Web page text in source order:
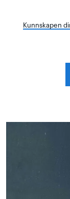
Kunnskapen